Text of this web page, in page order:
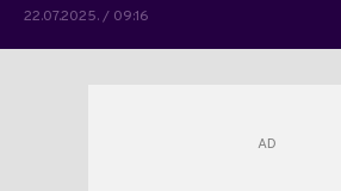
22.07.2025. / 09:16